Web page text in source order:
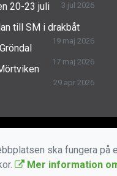
20-23 juli 3 jul 2026
till SM i drakbåt
19 maj 2026
17 maj 2026
29 apr 2026
ska fungera på
Mer information